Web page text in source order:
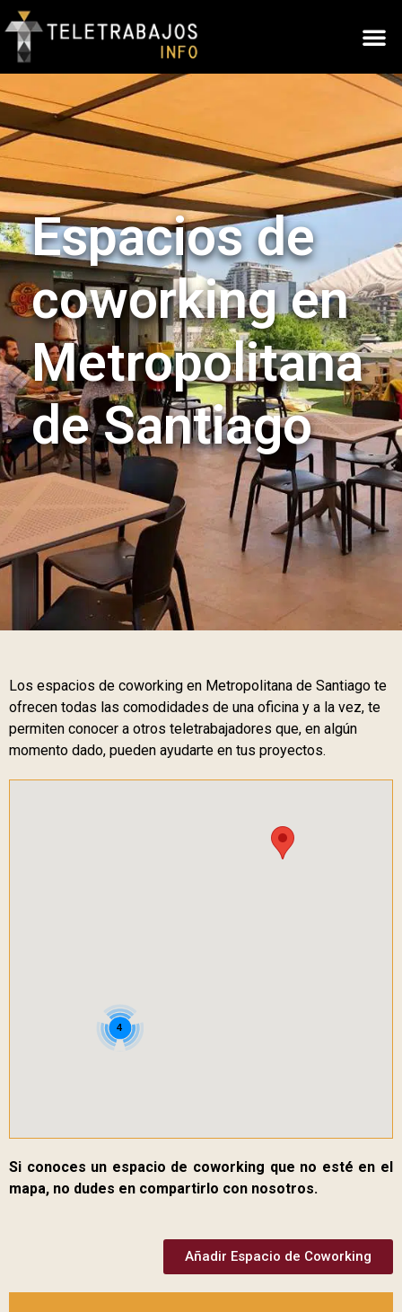
Espacios de
coworking en
Metropolitana
de Santiago
Los espacios de coworking en Metropolitana de Santiago te
ofrecen todas las comodidades de una oficina y a la vez, te
permiten conocer a otros teletrabajadores que, en algún
momento dado, pueden ayudarte en tus proyectos.
4
Si conoces un espacio de coworking que no esté en el
mapa, no dudes en compartirlo con nosotros.
Añadir Espacio de Coworking